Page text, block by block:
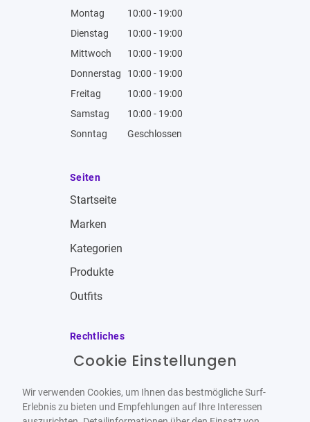
Montag
10:00 - 19:00
Dienstag
10:00 - 19:00
Mittwoch
10:00 - 19:00
Donnerstag
10:00 - 19:00
Freitag
10:00 - 19:00
Samstag
10:00 - 19:00
Sonntag
Geschlossen
Seiten
Startseite
Marken
Kategorien
Produkte
Outfits
Rechtliches
Impressum
Datenschutzbestimmungen
Cookie Einstellungen
Wir verwenden Cookies, um Ihnen das bestmögliche Surf-
Erlebnis zu bieten und Empfehlungen auf Ihre Interessen